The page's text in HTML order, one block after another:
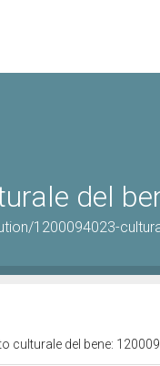
del
1200094023-
culturale del bene: